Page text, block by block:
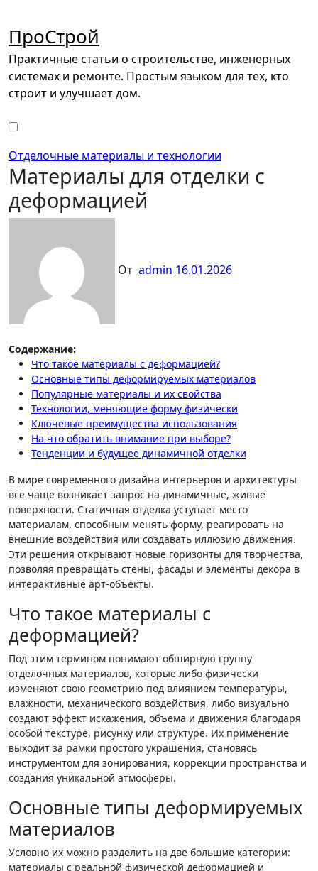
содержимому
ПроСтрой
Практичные статьи о строительстве, инженерных
системах и ремонте. Простым языком для тех, кто
строит и улучшает дом.
Отделочные материалы и технологии
Материалы для отделки с
деформацией
От admin 16.01.2026
Содержание:
Что такое материалы с деформацией?
Основные типы деформируемых материалов
Популярные материалы и их свойства
Технологии, меняющие форму физически
Ключевые преимущества использования
На что обратить внимание при выборе?
Тенденции и будущее динамичной отделки
В мире современного дизайна интерьеров и архитектуры
все чаще возникает запрос на динамичные, живые
поверхности. Статичная отделка уступает место
материалам, способным менять форму, реагировать на
внешние воздействия или создавать иллюзию движения.
Эти решения открывают новые горизонты для творчества,
позволяя превращать стены, фасады и элементы декора в
интерактивные арт-объекты.
Что такое материалы с
деформацией?
Под этим термином понимают обширную группу
отделочных материалов, которые либо физически
изменяют свою геометрию под влиянием температуры,
влажности, механического воздействия, либо визуально
создают эффект искажения, объема и движения благодаря
особой текстуре, рисунку или структуре. Их применение
выходит за рамки простого украшения, становясь
инструментом для зонирования, коррекции пространства и
создания уникальной атмосферы.
Основные типы деформируемых
материалов
Условно их можно разделить на две большие категории:
материалы с реальной физической деформацией и